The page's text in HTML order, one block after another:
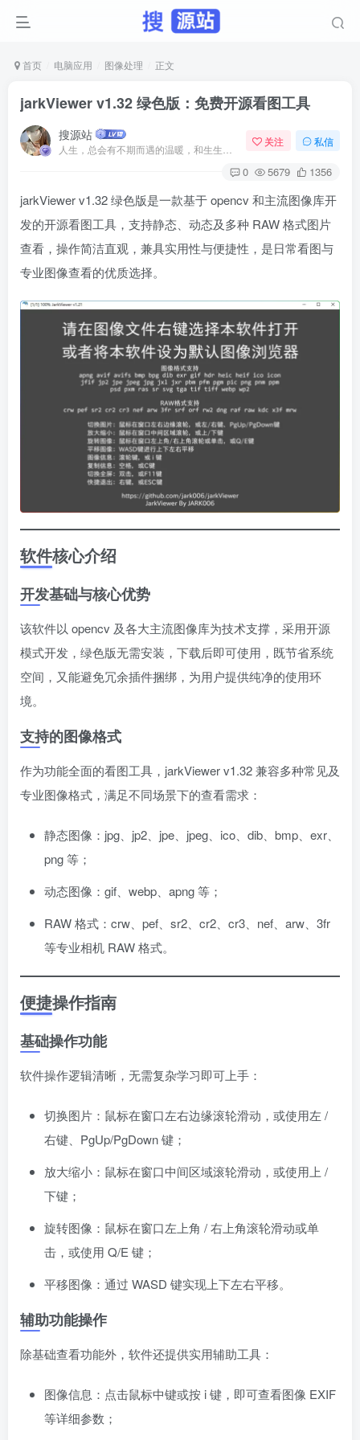
首页 电脑应用 图像处理 正文
jarkViewer v1.32 绿色版：免费开源看图工具
搜源站 关注 私信
0 5679 1356
jarkViewer v1.32 绿色版是一款基于 opencv 和主流图像库开
发的开源看图工具，支持静态、动态及多种 RAW 格式图片
查看，操作简洁直观，兼具实用性与便捷性，是日常看图与
专业图像查看的优质选择。
软件核心介绍
开发基础与核心优势
该软件以 opencv 及各大主流图像库为技术支撑，采用开源
模式开发，绿色版无需安装，下载后即可使用，既节省系统
空间，又能避免冗余插件捆绑，为用户提供纯净的使用环
境。
支持的图像格式
作为功能全面的看图工具，jarkViewer v1.32 兼容多种常见及
专业图像格式，满足不同场景下的查看需求：
静态图像：jpg、jp2、jpe、jpeg、ico、dib、bmp、exr、
png 等；
动态图像：gif、webp、apng 等；
RAW 格式：crw、pef、sr2、cr2、cr3、nef、arw、3fr
等专业相机 RAW 格式。
便捷操作指南
基础操作功能
软件操作逻辑清晰，无需复杂学习即可上手：
切换图片：鼠标在窗口左右边缘滚轮滑动，或使用左 /
右键、PgUp/PgDown 键；
放大缩小：鼠标在窗口中间区域滚轮滑动，或使用上 /
下键；
旋转图像：鼠标在窗口左上角 / 右上角滚轮滑动或单
击，或使用 Q/E 键；
平移图像：通过 WASD 键实现上下左右平移。
辅助功能操作
除基础查看功能外，软件还提供实用辅助工具：
图像信息：点击鼠标中键或按 i 键，即可查看图像 EXIF
等详细参数；